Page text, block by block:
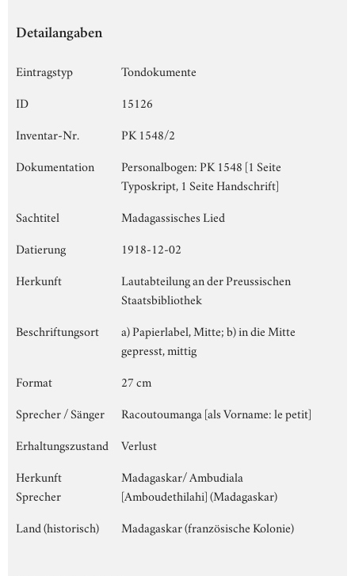
Detailangaben
Eintragstyp
Tondokumente
ID
15126
Inventar-Nr.
PK 1548/2
Dokumentation
Personalbogen: PK 1548 [1 Seite
Typoskript, 1 Seite Handschrift]
Sachtitel
Madagassisches Lied
Datierung
1918-12-02
Herkunft
Lautabteilung an der Preussischen
Staatsbibliothek
Beschriftungsort
a) Papierlabel, Mitte; b) in die Mitte
gepresst, mittig
Format
27 cm
Sprecher / Sänger
Racoutoumanga [als Vorname: le petit]
Erhaltungszustand
Verlust
Herkunft
Sprecher
Madagaskar/ Ambudiala
[Amboudethilahi] (Madagaskar)
Land (historisch)
Madagaskar (französische Kolonie)